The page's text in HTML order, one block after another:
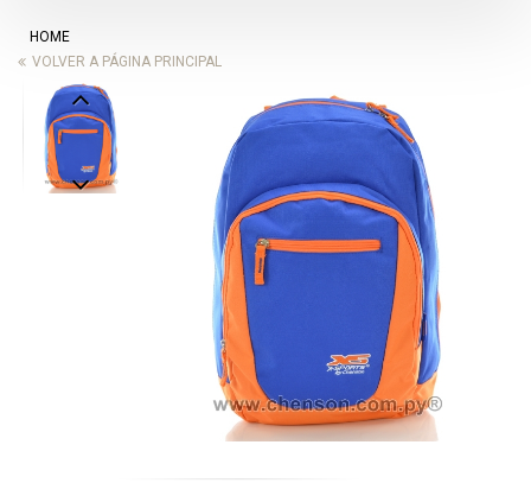
HOME
VOLVER A PÁGINA PRINCIPAL